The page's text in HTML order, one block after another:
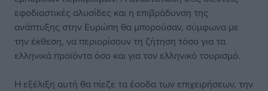
εφοδιαστικές αλυσίδες και η επιβράδυνση της
ανάπτυξης στην Ευρώπη θα μπορούσαν, σύμφωνα με
την έκθεση, να περιορίσουν τη ζήτηση τόσο για τα
ελληνικά προϊόντα όσο και για τον ελληνικό τουρισμό.
Η εξέλιξη αυτή θα πίεζε τα έσοδα των επιχειρήσεων, την